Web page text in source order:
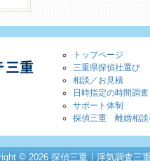
トップページ
三重県探偵社選び
相談／お見積
日時指定の時間調査
サポート体制
探偵三重 離婚相談
© 2026 探偵三重｜浮気調査三